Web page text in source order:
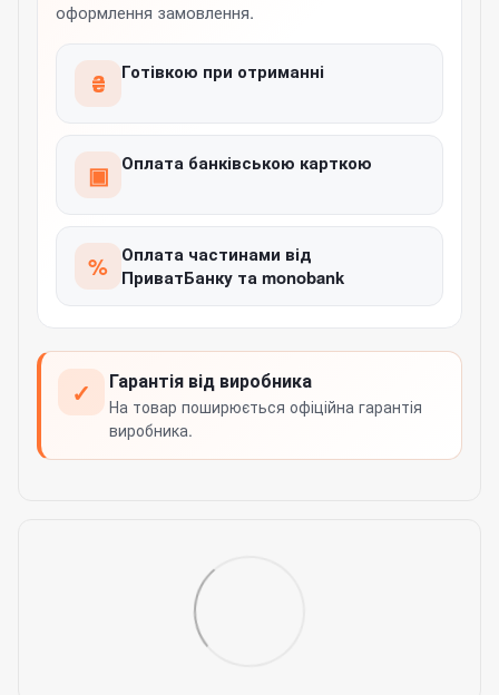
оформлення замовлення.
₴ Готівкою при отриманні
▣ Оплата банківською карткою
% Оплата частинами від
ПриватБанку та monobank
✓ Гарантія від виробника
На товар поширюється офіційна гарантія
виробника.